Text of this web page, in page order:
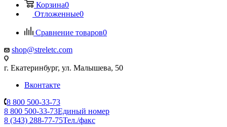
Корзина0
Отложенные0
Сравнение товаров0
shop@streletc.com
г. Екатеринбург, ул. Малышева, 50
Вконтакте
8 800 500-33-73
8 800 500-33-73Единый номер
8 (343) 288-77-75Тел./факс